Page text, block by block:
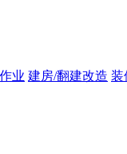
业 建房/翻建改造 装